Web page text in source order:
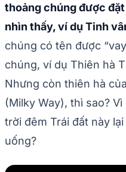
thoảng chúng được
nhìn thấy, ví dụ Tinh
chúng có tên được
chúng, ví dụ Thiên hà
Nhưng còn thiên hà
(Milky Way), thì sao?
trời đêm Trái đất này
uống?